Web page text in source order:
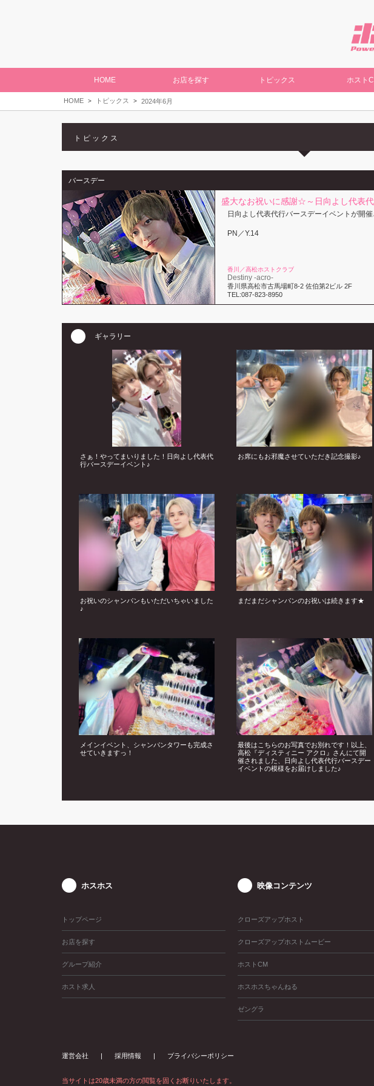
HOME お店を探す トピックス ホスト
HOME トピックス 2024年6月
トピックス
バースデー
盛大なお祝いに感謝☆～日向よし代表
日向よし代表代行バースデーイベントが開
PN／Y.14
香川／高松ホストクラブ
Destiny -acro-
香川県高松市古馬場町8-2 佐伯第2ビル 2F
TEL:087-823-8950
ギャラリー
さぁ！やってまいりました！日向よし代表代
行バースデーイベント♪
お席にもお邪魔させていただき記念撮影♪
お祝いのシャンパンもいただいちゃいました
♪
まだまだシャンパンのお祝いは続きます★
メインイベント、シャンパンタワーも完成さ
せていきますっ！
最後はこちらのお写真でお別れです！以上、
高松『ディスティニー アクロ』さんにて開
催されました、日向よし代表代行バースデー
イベントの模様をお届けしました♪
ホスホス
トップページ
お店を探す
グループ紹介
ホスト求人
映像コンテンツ
クローズアップホスト
クローズアップホストムービー
ホストCM
ホスホスちゃんねる
ゼングラ
運営会社 採用情報 プライバシーポリシー
当サイトは20歳未満の方の閲覧を固くお断りいたします。